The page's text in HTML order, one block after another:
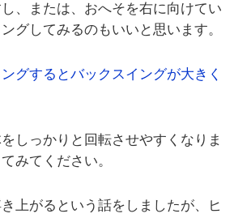
、または、おへそを右に向けてい
グしてみるのもいいと思います。
グするとバックスイングが大きく
しっかりと回転させやすくなりま
みてください。
上がるという話をしましたが、ヒ